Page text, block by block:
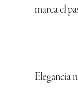
marca el
Elegancia